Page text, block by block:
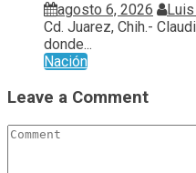
agosto 6, 2026
Cd. Juarez, Chih.-
donde...
Nación
Leave a Comment